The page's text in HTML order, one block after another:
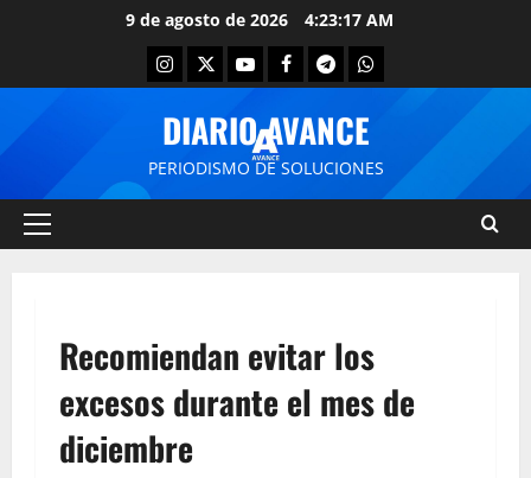
9 de agosto de 2026 4:23:17 AM
DIARIO AVANCE
PERIODISMO DE SOLUCIONES
Recomiendan evitar los
excesos durante el mes de
diciembre